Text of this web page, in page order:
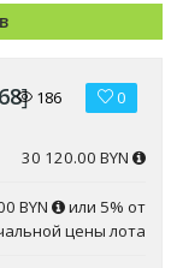
] 186 0
30 120.00 BYN
BYN
или 5% от
цены лота